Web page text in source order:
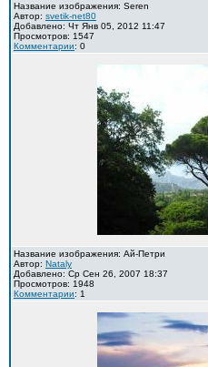
Название изображения: Seren
Автор: svetik-net80
Добавлено: Чт Янв 05, 2012 11:47
Просмотров: 1547
Комментарии: 0
Название изображения: Ай-Петри
Автор: Nataly
Добавлено: Ср Сен 26, 2007 18:37
Просмотров: 1948
Комментарии: 1